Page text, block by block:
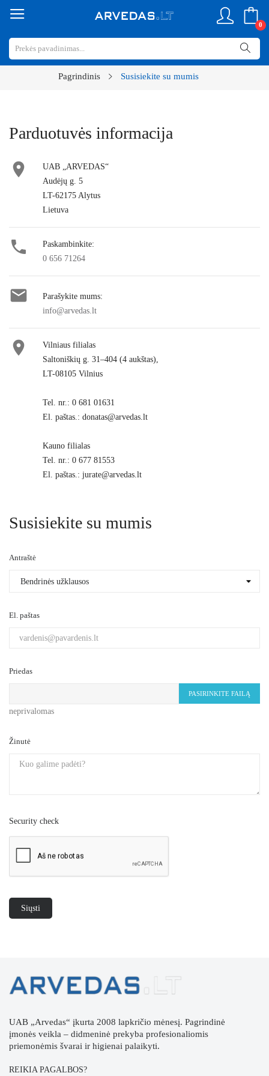
0
Pagrindinis Susisiekite su mumis
Parduotuvės informacija

UAB „ARVEDAS“
Audėjų g. 5
LT-62175 Alytus
Lietuva

Paskambinkite:
0 656 71264

Parašykite mums:
info@arvedas.lt

Vilniaus filialas
Saltoniškių g. 31–404 (4 aukštas),
LT-08105 Vilnius
Tel. nr.: 0 681 01631
El. paštas.: donatas@arvedas.lt
Kauno filialas
Tel. nr.: 0 677 81553
El. paštas.: jurate@arvedas.lt
Susisiekite su mumis
Antraštė
El. paštas
Priedas
PASIRINKITE FAILĄ
neprivalomas
Žinutė
Security check
UAB „Arvedas“ įkurta 2008 lapkričio mėnesį. Pagrindinė
įmonės veikla – didmeninė prekyba profesionaliomis
priemonėmis švarai ir higienai palaikyti.
REIKIA PAGALBOS?